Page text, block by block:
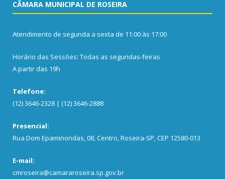
CÂMARA MUNICIPAL DE ROSEIRA
Atendimento de segunda a sexta de 11:00 às 17:00
Horário das Sessões: Todas as segundas-feiras
A partir das 19h
Telefone:
(12) 3646-2328 | (12) 3646-2888
Presencial:
Rua Dom Epaminondas, 08, Centro, Roseira-SP, CEP 12580-013
E-mail:
cmroseira@camararoseira.sp.gov.br